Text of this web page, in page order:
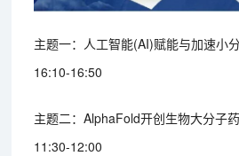
主题一：人工智能(AI)赋能与加速小
16:10-16:50
主题二：AlphaFold开创生物大分子
11:30-12:00